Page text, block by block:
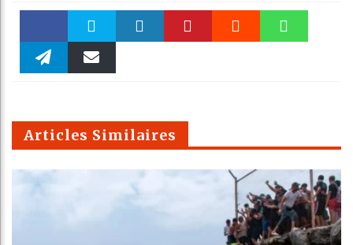
Faceboo Twitter
m
Articles Similaires